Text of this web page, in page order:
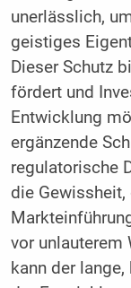
unerlässlich,
geistiges
Dieser Schutz
fördert und
Entwicklung
ergänzende
regulatorische
die
vor unlauterem
kann der